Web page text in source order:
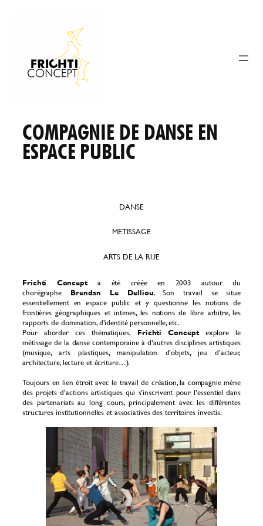
COMPAGNIE DE DANSE EN
ESPACE PUBLIC
DANSE
METISSAGE
ARTS DE LA RUE
Frichti Concepta été créée en 2003 autour du
chorégraphe Brendan Le Delliou. Son travail se situe
essentiellement en espace public et y questionne les notions de
frontières géographiques et intimes, les notions de libre arbitre, les
rapports de domination, d’identité personnelle, etc.
Pour aborder ces thématiques, Frichti Conceptexplore le
métissage de la danse contemporaine à d’autres disciplines artistiques
(musique, arts plastiques, manipulation d’objets, jeu d’acteur,
architecture, lecture et écriture…).
Toujours en lien étroit avec le travail de création, la compagnie mène
des projets d’actions artistiques qui s’inscrivent pour l’essentiel dans
des partenariats au long cours, principalement avec les différentes
structures institutionnelles et associatives des territoires investis.